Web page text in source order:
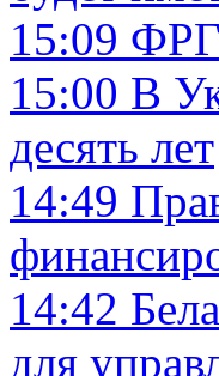
15:09 ФРГ
15:00 В
десять лет
14:49
14:42
для